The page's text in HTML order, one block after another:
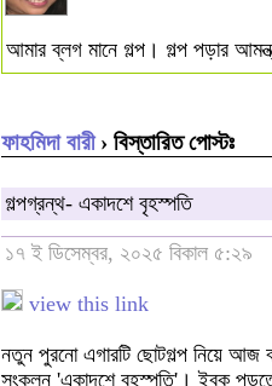
আমার ব্লগ মানে গল্প। গল্প পড়ার
ফাহমিদা বারী› বিস্তারিত পোস্টঃ
গল্পগ্রন্থ- একাদশে বৃহস্পতি
১৭ ই ডিসেম্বর, ২০২৫ বিকাল ৫:২৯
view this link
নতুন পুরনো এগারটি ছোটগল্প নিয়ে আজ
সংকলন 'একাদশে বৃহস্পতি'। ইবুক